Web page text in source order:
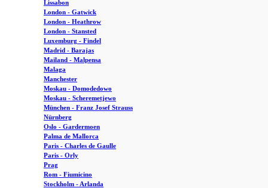
Lissabon
London - Gatwick
London - Heathrow
London - Stansted
Luxemburg - Findel
Madrid - Barajas
Mailand - Malpensa
Malaga
Manchester
Moskau - Domodedowo
Moskau - Scheremetjewo
München - Franz Josef Strauss
Nürnberg
Oslo - Gardermoen
Palma de Mallorca
Paris - Charles de Gaulle
Paris - Orly
Prag
Rom - Fiumicino
Stockholm - Arlanda